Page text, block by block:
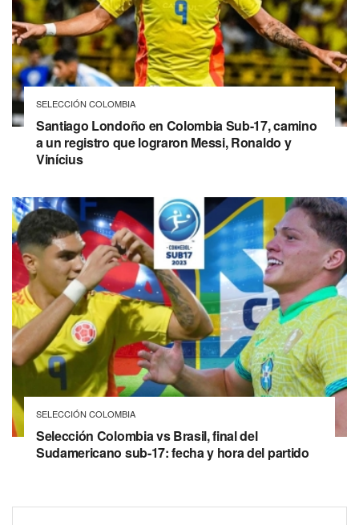
SELECCIÓN COLOMBIA
Santiago Londoño en Colombia Sub-17, camino
a un registro que lograron Messi, Ronaldo y
Vinícius
SELECCIÓN COLOMBIA
Selección Colombia vs Brasil, final del
Sudamericano sub-17: fecha y hora del partido